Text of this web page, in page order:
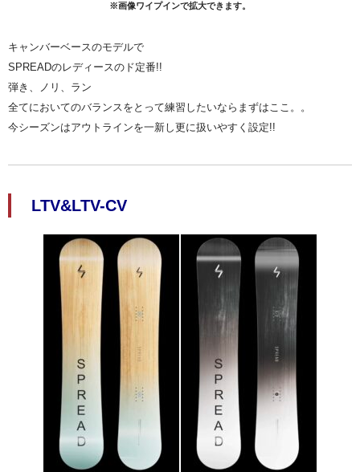
※画像ワイプインで拡大できます。
キャンバーベースのモデルで
SPREADのレディースのド定番!!
弾き、ノリ、ラン
全てにおいてのバランスをとって練習したいならまずはここ。。
今シーズンはアウトラインを一新し更に扱いやすく設定!!
LTV&LTV-CV